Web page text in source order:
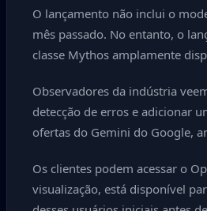
O lançamento não inclui o
mês passado. No entanto, o
classe Mythos amplamente
Observadores da indústria
detecção de erros e adicionar
ofertas do Gemini do Google,
Os clientes podem acessar o
visualização, está disponível